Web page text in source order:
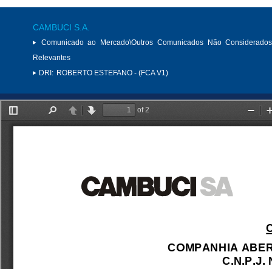
CAMBUCI S.A.
Comunicado ao Mercado\Outros Comunicados Não
Relevantes
DRI: ROBERTO ESTEFANO - (FCA V1)